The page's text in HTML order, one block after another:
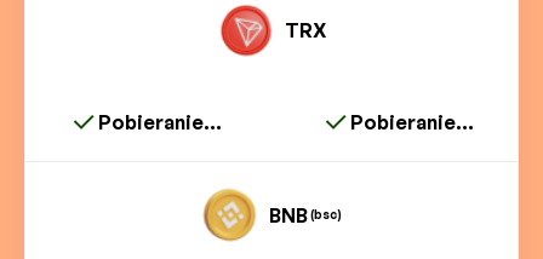
TRX
Pobieranie... Pobieranie...
BNB(bsc)